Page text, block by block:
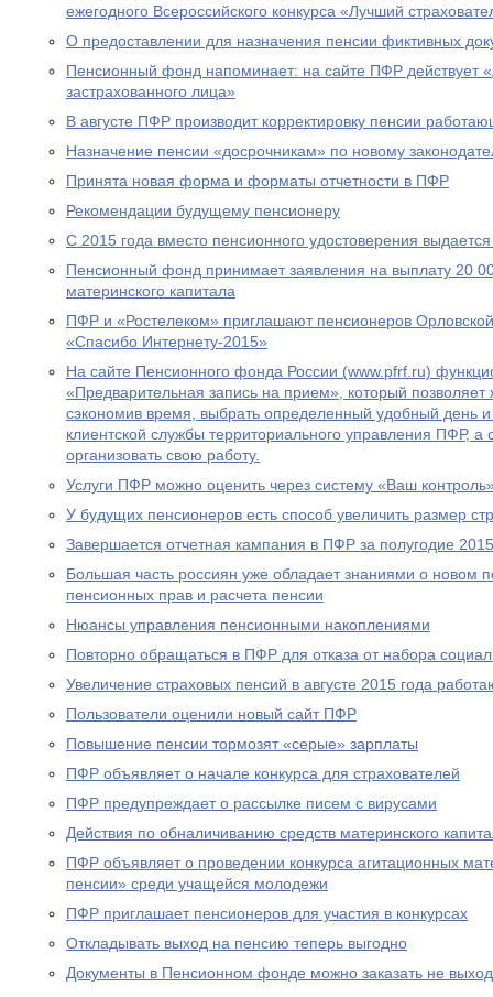
ежегодного Всероссийского конкурса «Лучший
О предоставлении для назначения пенсии фиктивных
Пенсионный фонд напоминает: на сайте ПФР действует
застрахованного лица»
В августе ПФР производит корректировку пенсии
Назначение пенсии «досрочникам» по новому
Принята новая форма и форматы отчетности в ПФР
Рекомендации будущему пенсионеру
С 2015 года вместо пенсионного удостоверения выдается
Пенсионный фонд принимает заявления на выплату 20
материнского капитала
ПФР и «Ростелеком» приглашают пенсионеров Орловской
«Спасибо Интернету-2015»
На сайте Пенсионного фонда России (www.pfrf.ru)
«Предварительная запись на прием», который
сэкономив время, выбрать определенный удобный день
клиентской службы территориального управления ПФР,
организовать свою работу.
Услуги ПФР можно оценить через систему «Ваш
У будущих пенсионеров есть способ увеличить размер
Завершается отчетная кампания в ПФР за полугодие
Большая часть россиян уже обладает знаниями о новом
пенсионных прав и расчета пенсии
Нюансы управления пенсионными накоплениями
Повторно обращаться в ПФР для отказа от набора
Увеличение страховых пенсий в августе 2015 года
Пользователи оценили новый сайт ПФР
Повышение пенсии тормозят «серые» зарплаты
ПФР объявляет о начале конкурса для страхователей
ПФР предупреждает о рассылке писем с вирусами
Действия по обналичиванию средств материнского
ПФР объявляет о проведении конкурса агитационных
пенсии» среди учащейся молодежи
ПФР приглашает пенсионеров для участия в конкурсах
Откладывать выход на пенсию теперь выгодно
Документы в Пенсионном фонде можно заказать не